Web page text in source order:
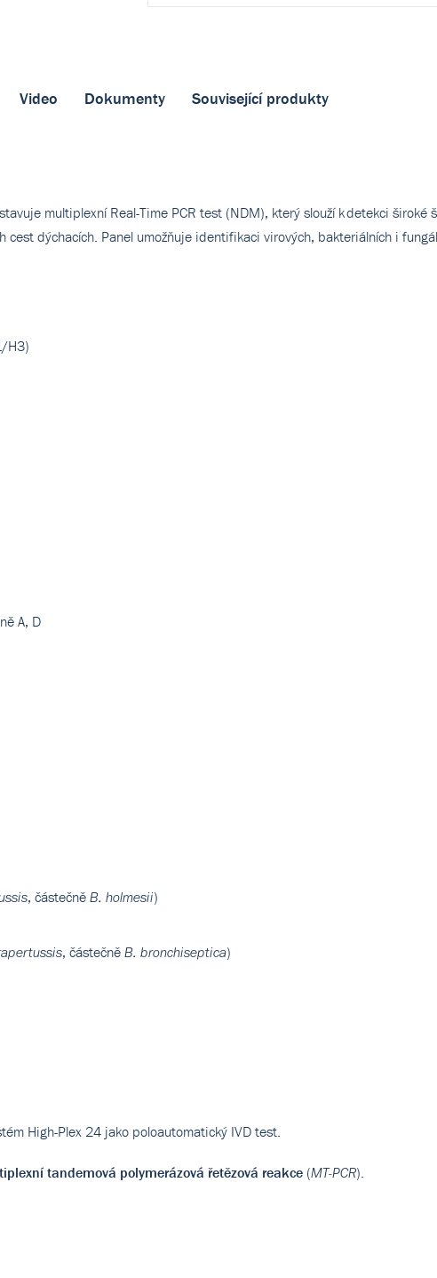
Video Dokumenty Související produkty
multiplexní Real-Time PCR test (NDM), který slouží k detekci široké
cest dýchacích. Panel umožňuje identifikaci virových, bakteriálních i
H3)
A, D
, částečně B. holmesii)
, částečně B. bronchiseptica)
High-Plex 24 jako poloautomatický IVD test.
tandemová polymerázová řetězová reakce (MT-PCR).